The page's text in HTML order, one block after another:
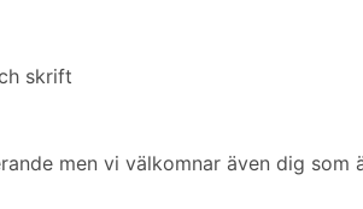
skrift
men vi välkomnar även dig som